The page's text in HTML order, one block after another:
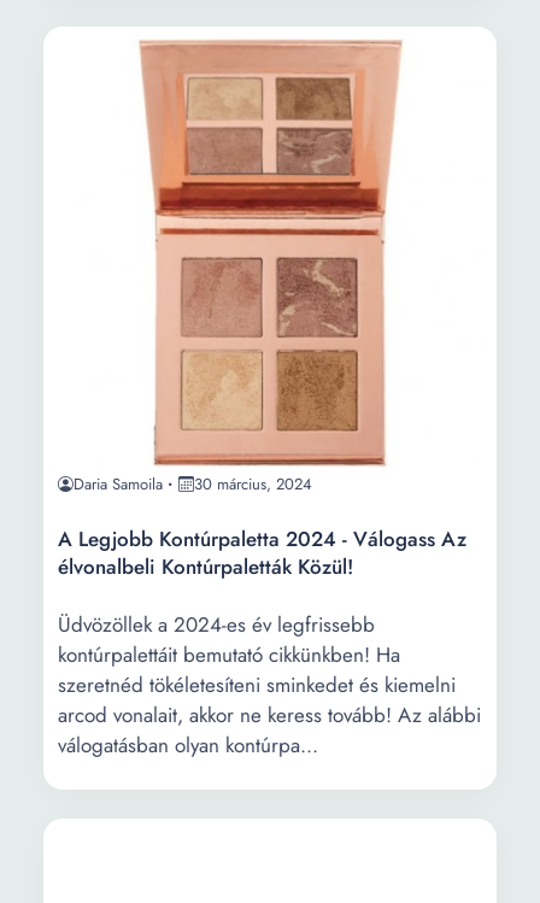
Daria Samoila 30 március, 2024
A Legjobb Kontúrpaletta 2024 - Válogass Az
élvonalbeli Kontúrpaletták Közül!
Üdvözöllek a 2024-es év legfrissebb
kontúrpalettáit bemutató cikkünkben! Ha
szeretnéd tökéletesíteni sminkedet és kiemelni
arcod vonalait, akkor ne keress tovább! Az alábbi
válogatásban olyan kontúrpa...